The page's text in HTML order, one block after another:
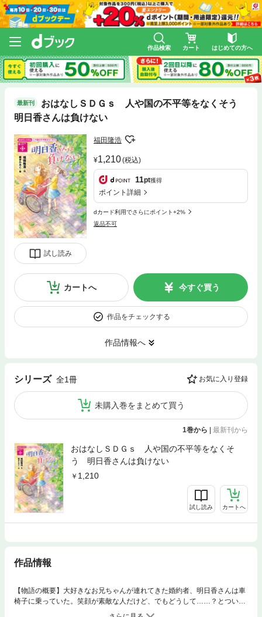
作品検索 カート はじめての方へ
最新刊
おはなしＳＤＧｓ 人や国の不平等をなくそう
明日香さんは負けない
試し読み
福田隆浩
1,210(税込)
11pt獲得
ポイント詳細
dカード利用でさらにポイント+2%
返品不可
カートへ 今すぐ買う
作品をチェックする
作品情報へ
シリーズ 全1冊 お気に入り登録
未購入巻をまとめて買う
1巻から | 最新刊から
おはなしＳＤＧｓ 人や国の不平等をなくそ
う 明日香さんは負けない
1,210
試し読み カートへ
作品情報
【物語の概要】大好きなお兄ちゃんが連れてきた婚約者、明日香さんは車
椅子に乗っていた。笑顔が素敵な人だけど、でもどうして……？とつい思
ってしまった奈美。やがて奈美は明日香さんが取り組む「障がい者アート